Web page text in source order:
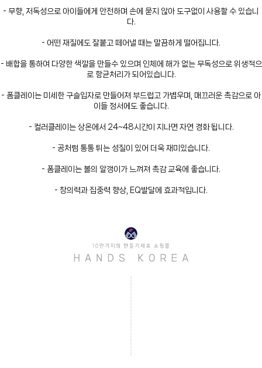
- 무향, 저독성으로 아이들에게 안전하며 손에 묻지 않아 도구없이 사용할 수 있습니
다.
- 어떤 재질에도 잘붙고 떼어낼 때는 말끔하게 떨어집니다.
- 배합을 통하여 다양한 색깔을 만들수 있으며 인체에 해가 없는 무독성으로 위생적으
로 항균처리가 되어있습니다.
- 폼클레이는 미세한 구슬입자로 만들어져 부드럽고 가볍우며, 매끄러운 촉감으로 아
이들 정서에도 좋습니다.
- 컬러클레이는 상온에서 24~48시간이 지나면 자연 경화 됩니다.
- 공처럼 통통 튀는 성질이 있어 더욱 재미있습니다.
- 폼클레이는 볼의 알갱이가 느껴져 촉감 교육에 좋습니다.
- 창의력과 집중력 향상, EQ발달에 효과적입니다.